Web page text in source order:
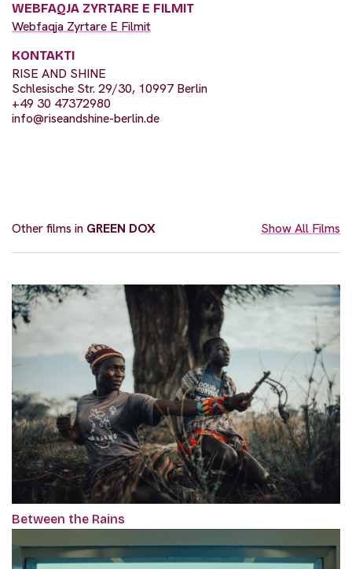
WEBFAQJA ZYRTARE E FILMIT
Webfaqja Zyrtare E Filmit
KONTAKTI
RISE AND SHINE
Schlesische Str. 29/30, 10997 Berlin
+49 30 47372980
info@riseandshine-berlin.de
Other films in GREEN DOX Show All Films
Between the Rains